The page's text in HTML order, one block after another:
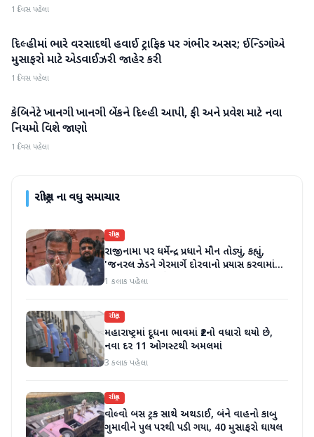
1 દિવસ પહેલા
રાષ્ટ્રીય
દિલ્હીમાં ભારે વરસાદથી હવાઈ ટ્રાફિક પર ગંભીર અસર; ઈન્ડિગોએ
મુસાફરો માટે એડવાઈઝરી જાહેર કરી
1 દિવસ પહેલા
રાષ્ટ્રીય
કેબિનેટે ખાનગી ખાનગી બેંકને દિલ્હી આપી, ફી અને પ્રવેશ માટે નવા
નિયમો વિશે જાણો
1 દિવસ પહેલા
રાષ્ટ્રીયના વધુ સમાચાર
રાષ્ટ્રીય
રાજીનામા પર ધર્મેન્દ્ર પ્રધાને મૌન તોડ્યું, કહ્યું,
'જનરલ ઝેડને ગેરમાર્ગે દોરવાનો પ્રયાસ કરવામાં
આવ્યો, મારા માટે પદ મહત્વનું નથી'
1 કલાક પહેલા
રાષ્ટ્રીય
મહારાષ્ટ્રમાં દૂધના ભાવમાં ₹2નો વધારો થયો છે,
નવા દર 11 ઓગસ્ટથી અમલમાં
3 કલાક પહેલા
રાષ્ટ્રીય
વોલ્વો બસ ટ્રક સાથે અથડાઈ, બંને વાહનો કાબુ
ગુમાવીને પુલ પરથી પડી ગયા, 40 મુસાફરો ઘાયલ